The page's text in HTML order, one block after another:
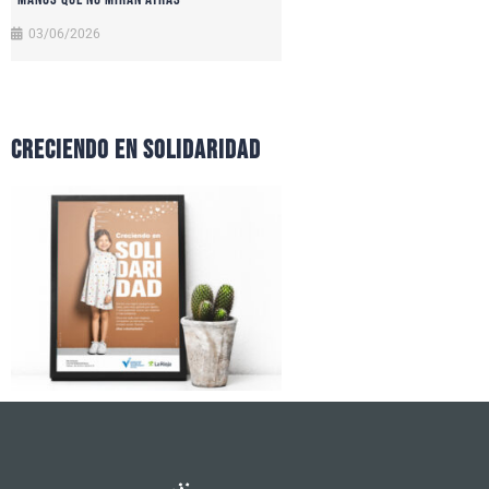
03/06/2026
CRECIENDO EN SOLIDARIDAD